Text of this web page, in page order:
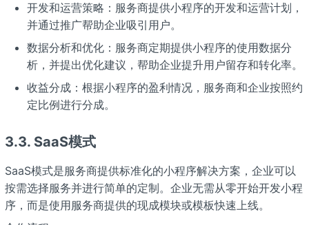
开发和运营策略：服务商提供小程序的开发和运营计划，
并通过推广帮助企业吸引用户。
数据分析和优化：服务商定期提供小程序的使用数据分
析，并提出优化建议，帮助企业提升用户留存和转化率。
收益分成：根据小程序的盈利情况，服务商和企业按照约
定比例进行分成。
3.3. SaaS模式
SaaS模式是服务商提供标准化的小程序解决方案，企业可以
按需选择服务并进行简单的定制。企业无需从零开始开发小程
序，而是使用服务商提供的现成模块或模板快速上线。